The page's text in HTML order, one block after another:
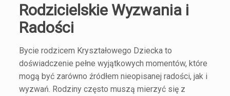
Rodzicielskie Wyzwania i
Radości
Bycie rodzicem Kryształowego Dziecka to
doświadczenie pełne wyjątkowych momentów, które
mogą być zarówno źródłem nieopisanej radości, jak i
wyzwań. Rodziny często muszą mierzyć się z